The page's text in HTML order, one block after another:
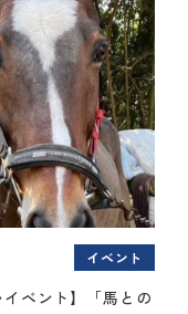
イベント
ベント】「馬との